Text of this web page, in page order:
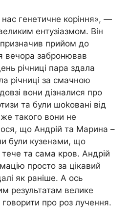
нас генетичне коріння», —
ентузіазмом. Він
прийом до
вечора забронював
річниці пара здала
річниці за смачною
вони дізналися про
та були шоkовані від
такого вони не
що Андрій та Марина –
були кузенами, що
та сама кров. Андрій
просто за цікавий
як раніше. А ось
результатам велике
про роз лучення.